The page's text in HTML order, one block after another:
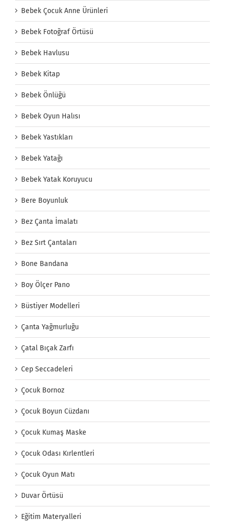
Bebek Çocuk Anne Ürünleri
Bebek Fotoğraf Örtüsü
Bebek Havlusu
Bebek Kitap
Bebek Önlüğü
Bebek Oyun Halısı
Bebek Yastıkları
Bebek Yatağı
Bebek Yatak Koruyucu
Bere Boyunluk
Bez Çanta İmalatı
Bez Sırt Çantaları
Bone Bandana
Boy Ölçer Pano
Büstiyer Modelleri
Çanta Yağmurluğu
Çatal Bıçak Zarfı
Cep Seccadeleri
Çocuk Bornoz
Çocuk Boyun Cüzdanı
Çocuk Kumaş Maske
Çocuk Odası Kırlentleri
Çocuk Oyun Matı
Duvar Örtüsü
Eğitim Materyalleri